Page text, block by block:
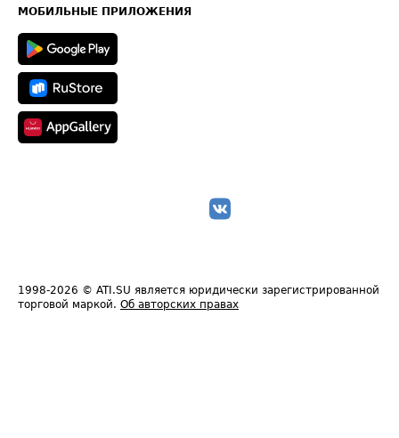
Техническая информация
МОБИЛЬНЫЕ ПРИЛОЖЕНИЯ
1998-2026 © ATI.SU является юридически зарегистрированной
торговой маркой. Об авторских правах